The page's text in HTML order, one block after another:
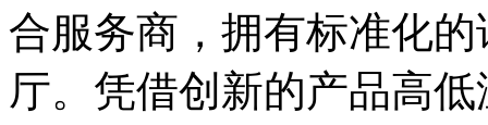
合服务商，拥有标准化
厅。凭借创新的产品高